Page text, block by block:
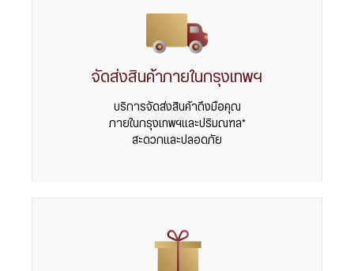
จัดส่งสินค้าภายในกรุงเทพฯ
บริการจัดส่งสินค้าถึงมือคุณ
ภายในกรุงเทพฯและปริมณฑล*
สะดวกและปลอดภัย